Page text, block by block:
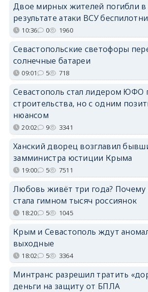
Двое мирных жителей погибли
результате атаки ВСУ
10:36 0 1960
Севастопольские светофоры
солнечные батареи
09:01 5 718
Севастополь стал лидером ЮФО
строительства, но с одним
нюансом
20:02 9 3341
Ханский дворец возглавил
замминистра юстиции Крыма
19:00 5 7511
Любовь живёт три года? Почему
стала гимном тысяч россиянок
18:20 5 1045
Крым и Севастополь ждут
выходные
18:02 5 3364
Минтранс разрешил тратить
деньги на защиту от БПЛА